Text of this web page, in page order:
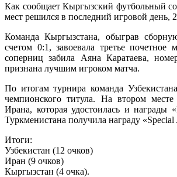
Как сообщает Кыргызский футбольный
мест решился в последний игровой день,
Команда Кыргызстана, обыграв
счетом 0:1, завоевала третье почетное
соперниц забила Аяна Каратаева,
признана лучшим игроком матча.
По итогам турнира команда
чемпионского титула. На втором
Ирана, которая удостоилась и награды
Туркменистана получила награду «Special
Итоги:
Узбекистан (12 очков)
Иран (9 очков)
Кыргызстан (4 очка).